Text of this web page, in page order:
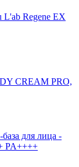
L'ab Regene EX
CREAM PRO,
для лица -
PA++++